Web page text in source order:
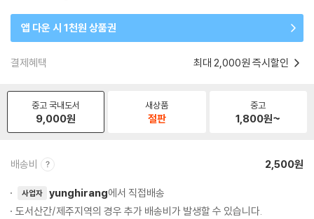
앱 다운 시 1천원 상품권
결제혜택 최대 2,000원 즉시할인
중고 국내도서
9,000원
새상품
절판
중고
1,800원~
배송비 2,500원
사업자 yunghirang에서 직접배송
도서산간/제주지역의 경우 추가 배송비가 발생할 수 있습니다.